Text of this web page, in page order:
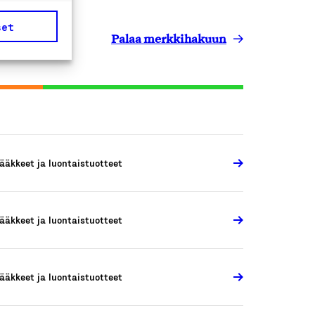
Palaa merkkihakuun
ja luontaistuotteet
ja luontaistuotteet
ja luontaistuotteet